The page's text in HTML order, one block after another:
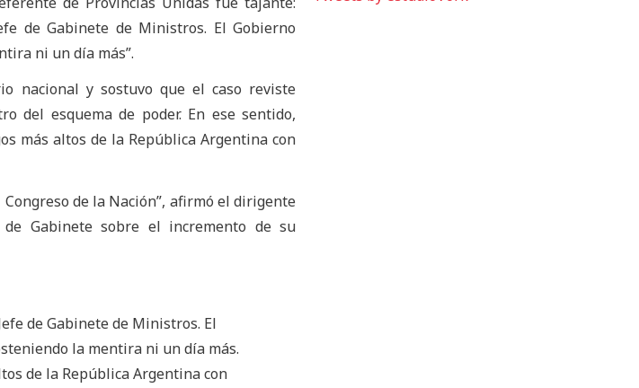
de Gabinete de Ministros. El Gobierno
ni un día más”.
nacional y sostuvo que el caso reviste
del esquema de poder. En ese sentido,
más altos de la República Argentina con
de la Nación”, afirmó el dirigente
Gabinete sobre el incremento de su
de Gabinete de Ministros. El
la mentira ni un día más.
de la República Argentina con